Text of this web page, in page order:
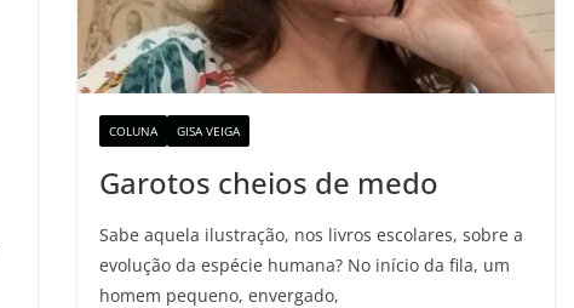
COLUNA GISA VEIGA
Garotos cheios de medo
Sabe aquela ilustração, nos livros escolares, sobre a
evolução da espécie humana? No início da fila, um
homem pequeno, envergado,